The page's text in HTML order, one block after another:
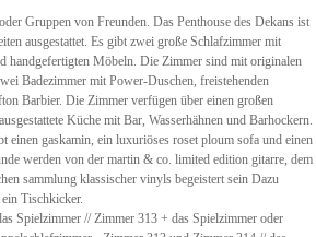
Gruppen von Freunden. Das Penthouse des Dekans ist
ausgestattet. Es gibt zwei große Schlafzimmer mit
handgefertigten Möbeln. Die Zimmer sind mit originalen
Badezimmer mit Power-Duschen, freistehenden
Barbier. Die Zimmer verfügen über einen großen
Küche mit Bar, Wasserhähnen und Barhockern.
einen gaskamin, ein luxuriöses roset ploum sofa und einen
werden von der martin & co. limited edition gitarre, dem
sammlung klassischer vinyls begeistert sein Dazu
Tischkicker.
Spielzimmer // Zimmer 313 + das Spielzimmer oder